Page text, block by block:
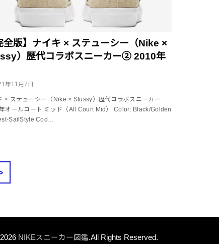
全版】ナイキ × ステューシー（Nike ×
）歴代コラボスニーカー② 2010年
年11月7日
× ステューシー（Nike × Stüssy）歴代コラボスニーカー
オールコート ミッド（All Court Mid） Color: Black/Golden
SailStyle Cod…
NIKEスニーカー図鑑.All Rights Reserved.